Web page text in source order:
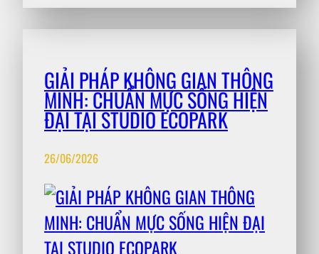
GIẢI PHÁP KHÔNG GIAN THÔNG
MINH: CHUẨN MỰC SỐNG HIỆN
ĐẠI TẠI STUDIO ECOPARK
26/06/2026